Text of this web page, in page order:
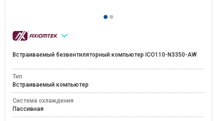
Встраиваемый безвентиляторный компьютер ICO110-N3350-AW
Тип
Встраиваемый компьютер
Система охлаждения
Пассивная